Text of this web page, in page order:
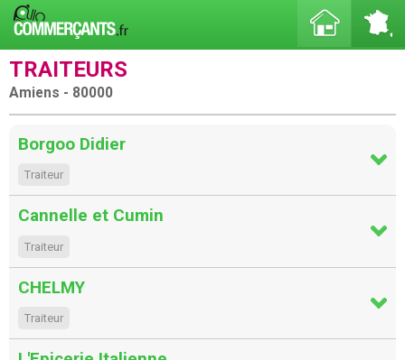
TRAITEURS
Amiens - 80000
Borgoo Didier
Traiteur
Cannelle et Cumin
Traiteur
CHELMY
Traiteur